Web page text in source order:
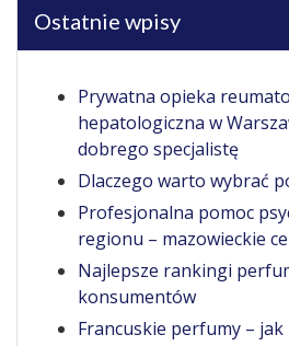
Ostatnie wpisy
Prywatna opieka
hepatologiczna w
dobrego specjalistę
Dlaczego warto wybrać
Profesjonalna pomoc
regionu – mazowieckie
Najlepsze rankingi
konsumentów
Francuskie perfumy – jak